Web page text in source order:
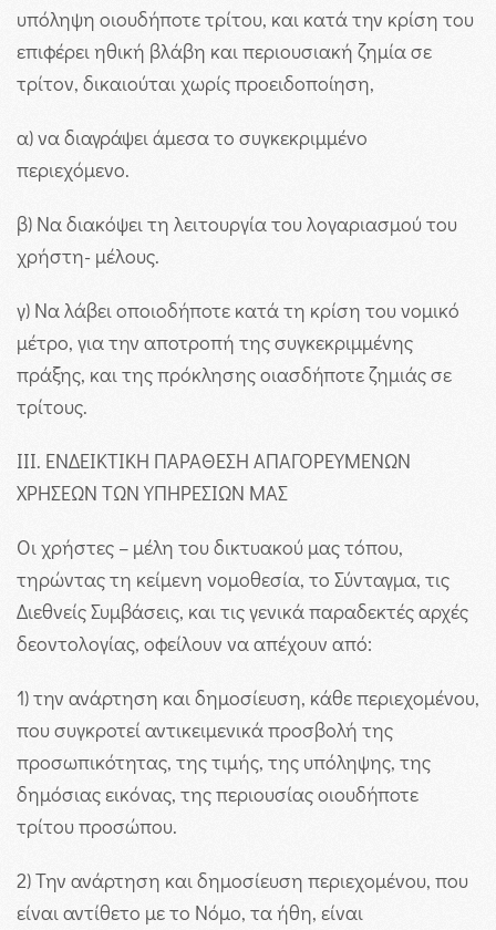
υπόληψη οιουδήποτε τρίτου, και κατά την κρίση του
επιφέρει ηθική βλάβη και περιουσιακή ζημία σε
τρίτον, δικαιούται χωρίς προειδοποίηση,
α) να διαγράψει άμεσα το συγκεκριμμένο
περιεχόμενο.
β) Να διακόψει τη λειτουργία του λογαριασμού του
χρήστη- μέλους.
γ) Να λάβει οποιοδήποτε κατά τη κρίση του νομικό
μέτρο, για την αποτροπή της συγκεκριμμένης
πράξης, και της πρόκλησης οιασδήποτε ζημιάς σε
τρίτους.
III. ΕΝΔΕΙΚΤΙΚΗ ΠΑΡΑΘΕΣΗ ΑΠΑΓΟΡΕΥΜΕΝΩΝ
ΧΡΗΣΕΩΝ ΤΩΝ ΥΠΗΡΕΣΙΩΝ ΜΑΣ
Οι χρήστες – μέλη του δικτυακού μας τόπου,
τηρώντας τη κείμενη νομοθεσία, το Σύνταγμα, τις
Διεθνείς Συμβάσεις, και τις γενικά παραδεκτές αρχές
δεοντολογίας, οφείλουν να απέχουν από:
1) την ανάρτηση και δημοσίευση, κάθε περιεχομένου,
που συγκροτεί αντικειμενικά προσβολή της
προσωπικότητας, της τιμής, της υπόληψης, της
δημόσιας εικόνας, της περιουσίας οιουδήποτε
τρίτου προσώπου.
2) Την ανάρτηση και δημοσίευση περιεχομένου, που
είναι αντίθετο με το Νόμο, τα ήθη, είναι